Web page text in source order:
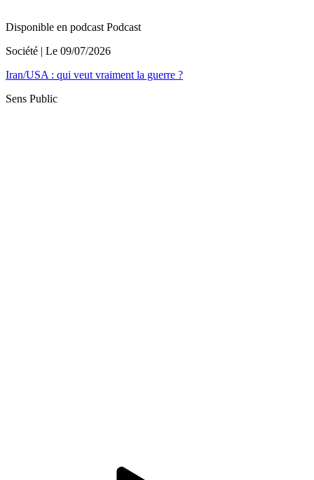
Disponible en podcast Podcast
Société | Le 09/07/2026
Iran/USA : qui veut vraiment la guerre ?
Sens Public